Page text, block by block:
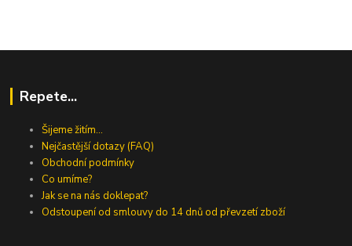
Repete...
Šijeme žitím...
Nejčastější dotazy (FAQ)
Obchodní podmínky
Co umíme?
Jak se na nás doklepat?
Odstoupení od smlouvy do 14 dnů od převzetí zboží